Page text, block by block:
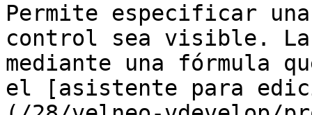
Permite especificar
control sea visible. La
mediante una fórmula
el [asistente para